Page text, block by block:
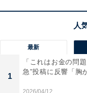
最新
1
「これはお金の問
急”投稿に反響「